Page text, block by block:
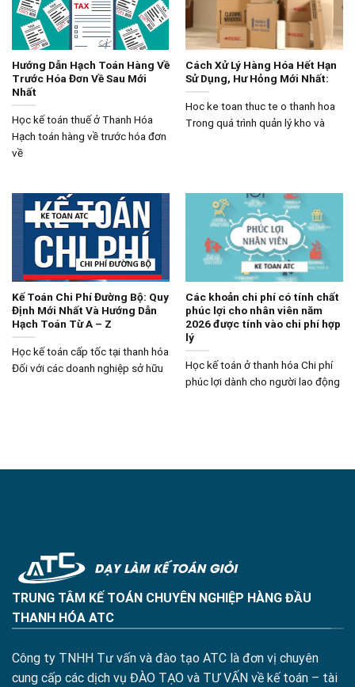
Hướng Dẫn Hạch Toán Hàng Về
Trước Hóa Đơn Về Sau Mới
Nhất
Học kế toán thuế ở Thanh Hóa
Hạch toán hàng về trước hóa đơn
về
Cách Xử Lý Hàng Hóa Hết Hạn
Sử Dụng, Hư Hỏng Mới Nhất:
Hoc ke toan thuc te o thanh hoa
Trong quá trình quản lý kho và
Kế Toán Chi Phí Đường Bộ: Quy
Định Mới Nhất Và Hướng Dẫn
Hạch Toán Từ A – Z
Học kế toán cấp tốc tại thanh hóa
Đối với các doanh nghiệp sở hữu
Các khoản chi phí có tính chất
phúc lợi cho nhân viên năm
2026 được tính vào chi phí hợp
lý
Học kế toán ở thanh hóa Chi phí
phúc lợi dành cho người lao động
TRUNG TÂM KẾ TOÁN CHUYÊN NGHIỆP HÀNG ĐẦU
THANH HÓA ATC
Công ty TNHH Tư vấn và đào tạo ATC là đơn vị chuyên
cung cấp các dịch vụ ĐÀO TẠO và TƯ VẤN về kế toán – tài